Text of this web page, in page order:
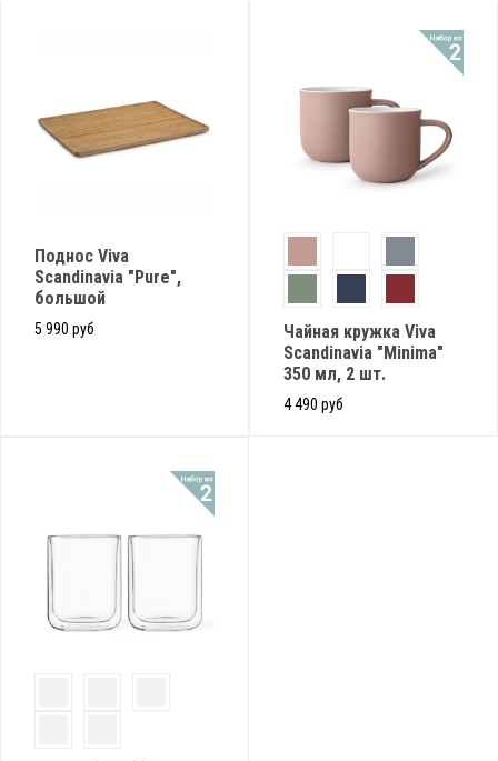
Поднос Viva
Scandinavia "Pure",
большой
5 990 руб
Чайная кружка Viva
Scandinavia "Minima"
350 мл, 2 шт.
4 490 руб